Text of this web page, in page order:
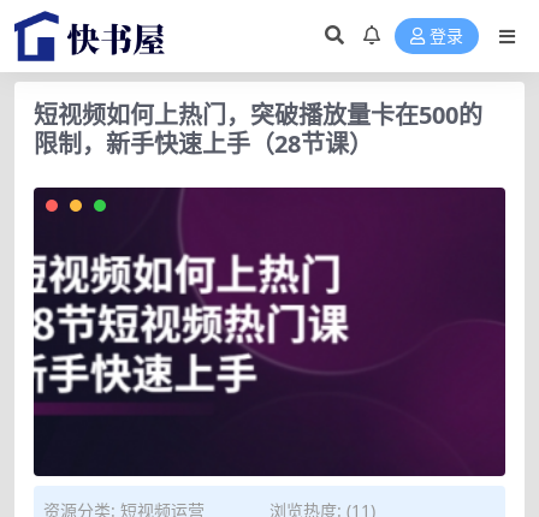
登录
短视频如何上热门，突破播放量卡在500的
限制，新手快速上手（28节课）
资源分类: 短视频运营
浏览热度: (11)